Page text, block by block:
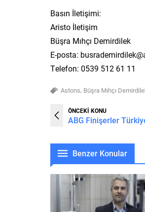
Basın İletişimi:
Aristo İletişim
Büşra Mıhçı Demirdilek
E-posta:
Telefon: 0539 512 61 11
Astons, Büşra Mıhçı
ÖNCEKİ KONU
ABG Finişerler
Benzer Konular